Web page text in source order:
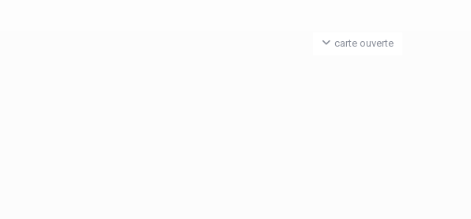
carte ouverte